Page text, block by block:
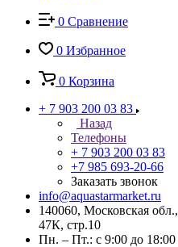
0 Сравнение
0 Избранное
0 Корзина
+ 7 903 200 03 83
Назад
Телефоны
+ 7 903 200 03 83
+7 985 693-20-66
Заказать звонок
info@aquastarmarket.ru
140060, Московская
47К, стр.10
Пн. – Пт.: с 9:00 до 18:00